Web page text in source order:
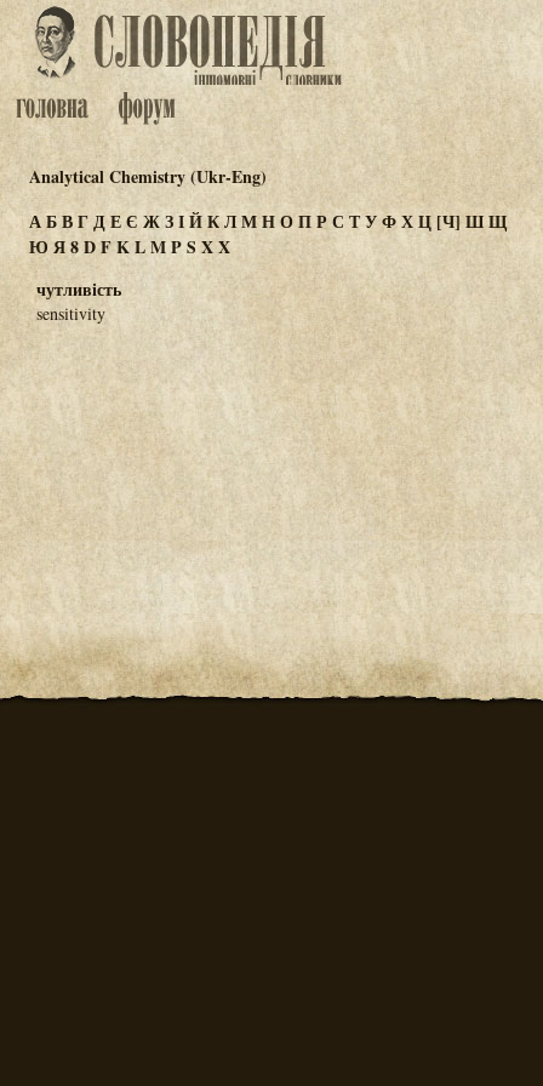
Analytical Chemistry (Ukr-Eng)
АБВГДЕЄ ЖЗІЙКЛМНОПР СТУФХЦ [Ч]ШЩ
Ю Я8DFKLMPS XΧ
чутливість
sensitivity